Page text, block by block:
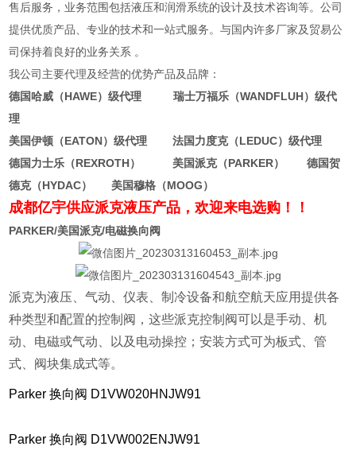
售后服务，业务范围包括液压和润滑系统的设计及技术咨询等。公司
提供优质产品、专业的技术和一站式服务。与国内许多厂家及贸易公
司保持着良好的业务关系 。
我公司主要代理及经营的优势产品及品牌：
德国哈威（HAWE）级代理 瑞士万福乐（WANDFLUH）级代
理
美国伊顿（EATON）级代理 法国力度克（LEDUC）级代理
德国力士乐（REXROTH） 美国派克（PARKER） 德国贺
德克（HYDAC） 美国穆格（MOOG）
成都亿宇供应派克液压产品，欢迎来电选购！！
PARKER/美国派克/电磁换向阀
派克为液压、气动、仪表、制冷设备和航空航天应用提供各
种类型和配置的控制阀，这些派克控制阀可以是手动、机
动、电磁或气动、以及电动操控；安装方式可为板式、管
式、阀块集成式等。
Parker 换向阀 D1VW020HNJW91
Parker 换向阀 D1VW002ENJW91